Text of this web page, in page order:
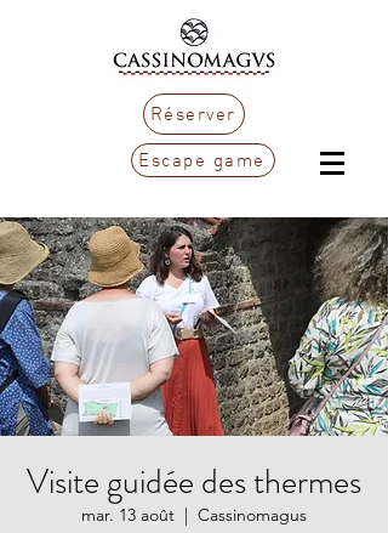
Réserver
Escape game
Visite guidée des thermes
mar. 13 août
  |
Cassinomagus